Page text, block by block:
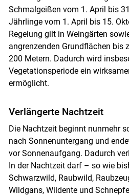
Schmalgeißen vom 1. April bis
Jährlinge vom 1. April bis 15.
Regelung gilt in Weingärten
angrenzenden Grundflächen bis
200 Metern. Dadurch wird
Vegetationsperiode ein
ermöglicht.
Verlängerte Nachtzeit
Die Nachtzeit beginnt nunmehr
nach Sonnenuntergang und
vor Sonnenaufgang. Dadurch
In der Nachtzeit darf – so wie
Schwarzwild, Raubwild,
Wildgans, Wildente und